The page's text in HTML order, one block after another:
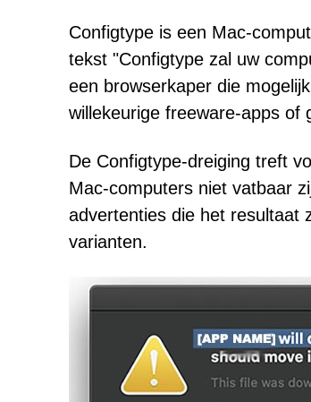
Configtype is een Mac-
tekst "Configtype zal uw
een browserkaper die
willekeurige freeware-apps of
De Configtype-dreiging treft
Mac-computers niet vatbaar
advertenties die het resultaat
varianten.